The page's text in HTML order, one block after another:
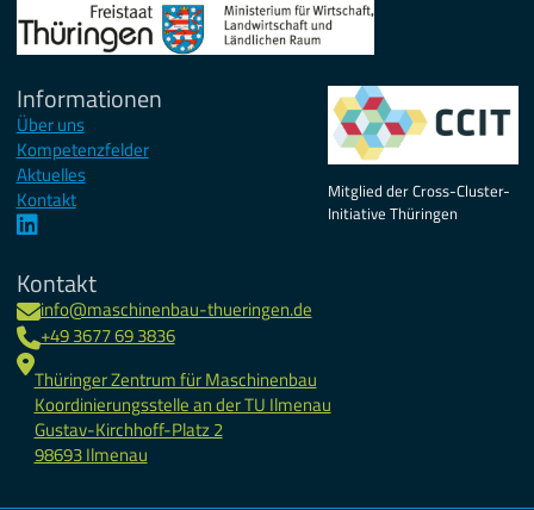
Informationen
Über uns
Kompetenzfelder
Aktuelles
Kontakt
Mitglied der Cross-Cluster-
Initiative Thüringen
Kontakt
info@maschinenbau-thueringen.de
+49 3677 69 3836
Thüringer Zentrum für Maschinenbau
Koordinierungsstelle an der TU Ilmenau
Gustav-Kirchhoff-Platz 2
98693 Ilmenau